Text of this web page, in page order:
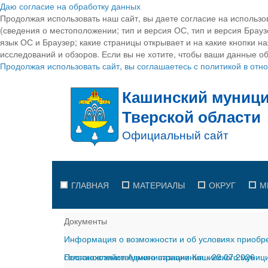
Даю согласие на обработку данных
Продолжая использовать наш сайт, вы даете согласие на
(сведения о местоположении; тип и версия ОС, тип и версия
язык ОС и Браузер; какие страницы открывает и на какие кнопки
исследований и обзоров. Если вы не хотите, чтобы ваши данные
Продолжая использовать сайт, вы соглашаетесь с политикой в
ГЛАВНАЯ МАТЕРИАЛЫ ОКРУГ
Документы
Информация о возможности и об условиях
сельскохозяйственного назначения-29.07.2026
Постановление Администрации Кашинского